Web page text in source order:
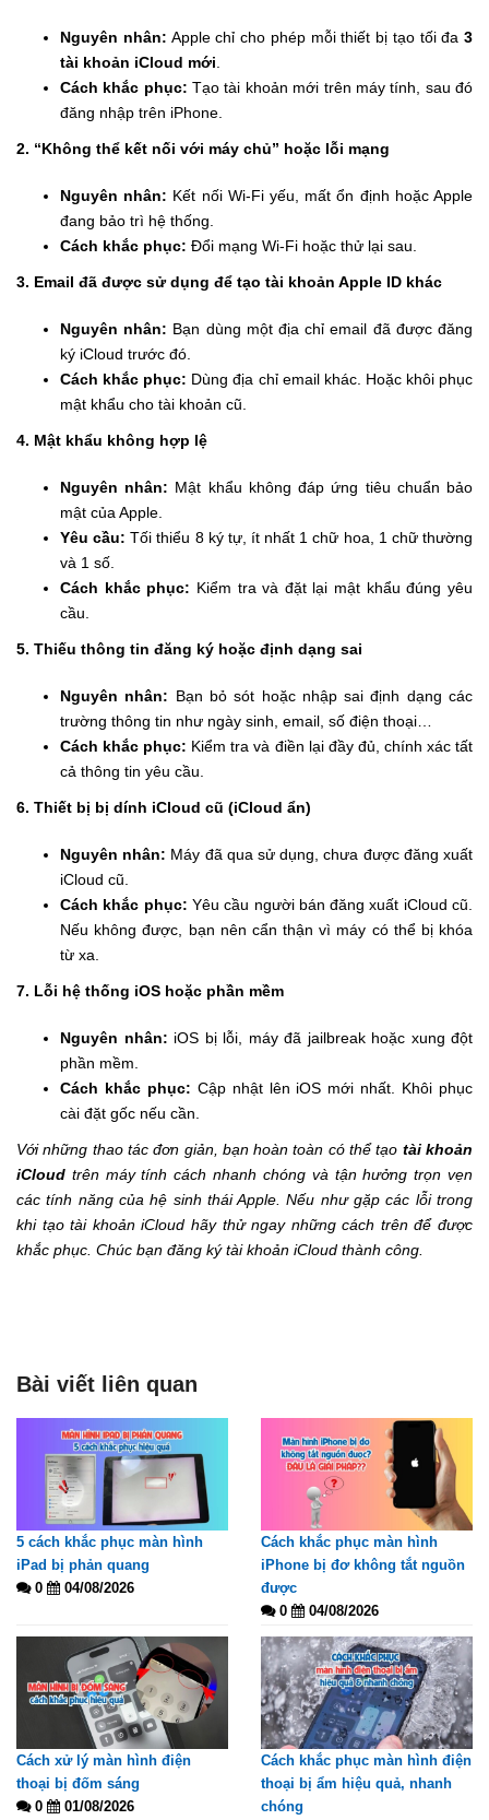
Nguyên nhân: Apple chỉ cho phép mỗi thiết bị tạo tối đa 3
tài khoản iCloud mới
Cách khắc phục:Tạo tài khoản mới trên máy tính, sau đó
đăng nhập trên iPhone.
2. “Không thể kết nối với máy chủ” hoặc lỗi mạng
Nguyên nhân: Kết nối Wi-Fi yếu, mất ổn định hoặc Apple
đang bảo trì hệ thống.
Cách khắc phục: Đổi mạng Wi-Fi hoặc thử lại sau.
3. Email đã được sử dụng để tạo tài khoản Apple ID khác
Nguyên nhân: Bạn dùng một địa chỉ email đã được đăng
ký iCloud trước đó.
Cách khắc phục: Dùng địa chỉ email khác. Hoặc khôi phục
mật khẩu cho tài khoản cũ.
4. Mật khẩu không hợp lệ
Nguyên nhân: Mật khẩu không đáp ứng tiêu chuẩn bảo
mật của Apple.
Yêu cầu: Tối thiểu 8 ký tự, ít nhất 1 chữ hoa, 1 chữ thường
và 1 số.
Cách khắc phục: Kiểm tra và đặt lại mật khẩu đúng yêu
cầu.
5. Thiếu thông tin đăng ký hoặc định dạng sai
Nguyên nhân: Bạn bỏ sót hoặc nhập sai định dạng các
trường thông tin như ngày sinh, email, số điện thoại…
Cách khắc phục: Kiểm tra và điền lại đầy đủ, chính xác tất
cả thông tin yêu cầu.
6. Thiết bị bị dính iCloud cũ (iCloud ẩn)
Nguyên nhân: Máy đã qua sử dụng, chưa được đăng xuất
iCloud cũ.
Cách khắc phục: Yêu cầu người bán đăng xuất iCloud cũ.
Nếu không được, bạn nên cẩn thận vì máy có thể bị khóa
từ xa.
7. Lỗi hệ thống iOS hoặc phần mềm
Nguyên nhân: iOS bị lỗi, máy đã jailbreak hoặc xung đột
phần mềm.
Cách khắc phục: Cập nhật lên iOS mới nhất. Khôi phục
cài đặt gốc nếu cần.
Với những thao tác đơn giản, bạn hoàn toàn có thể tạo tài khoản
iCloud trên máy tính cách nhanh chóng và tận hưởng trọn vẹn
các tính năng của hệ sinh thái Apple. Nếu như gặp các lỗi trong
khi tạo tài khoản iCloud hãy thử ngay những cách trên để được
khắc phục. Chúc bạn đăng ký tài khoản iCloud thành công.
Bài viết liên quan
5 cách khắc phục màn hình
iPad bị phản quang
0
04/08/2026
Cách khắc phục màn hình
iPhone bị đơ không tắt nguồn
được
0
04/08/2026
Cách xử lý màn hình điện
thoại bị đốm sáng
0
01/08/2026
Cách khắc phục màn hình điện
thoại bị ẩm hiệu quả, nhanh
chóng